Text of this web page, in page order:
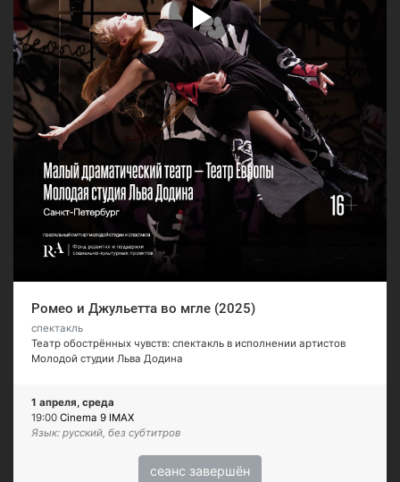
Ромео и Джульетта во мгле (2025)
спектакль
Театр обострённых чувств: спектакль в исполнении артистов
Молодой студии Льва Додина
1 апреля, среда
19:00 Cinema 9 IMAX
Язык: русский, без субтитров
сеанс завершён